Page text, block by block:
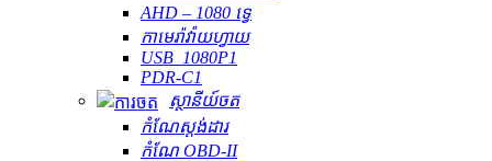
AHD – 1080 ទ្វេ
កាមេរ៉ាវ៉ាយហ្វាយ
USB_1080P1
PDR-C1
ស្ថានីយ៍ចត
កំណែស្តង់ដារ
កំណែ OBD-II